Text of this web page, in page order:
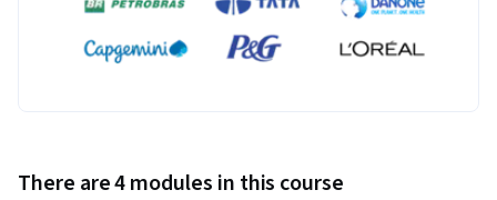
There are 4 modules in this course